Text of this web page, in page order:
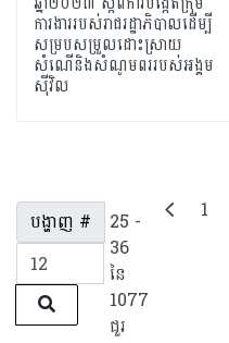
ការងាររបស់រាជរដ្ឋាភិបាលដើម្បី
សម្របសម្រួលដោះស្រាយ
សំណើនិងសំណូមពររបស់អង្គម
ស៊ីវិល
បង្ហាញ #
25 -
36
នៃ
1077
ជួរ
1